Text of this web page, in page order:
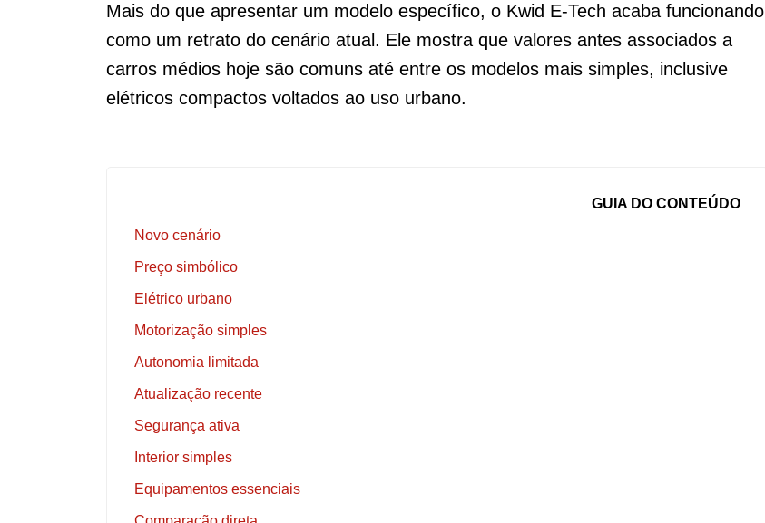
Mais do que apresentar um modelo específico, o Kwid E-Tech acaba funcionando
como um retrato do cenário atual. Ele mostra que valores antes associados a
carros médios hoje são comuns até entre os modelos mais simples, inclusive
elétricos compactos voltados ao uso urbano.
GUIA DO CONTEÚDO
Novo cenário
Preço simbólico
Elétrico urbano
Motorização simples
Autonomia limitada
Atualização recente
Segurança ativa
Interior simples
Equipamentos essenciais